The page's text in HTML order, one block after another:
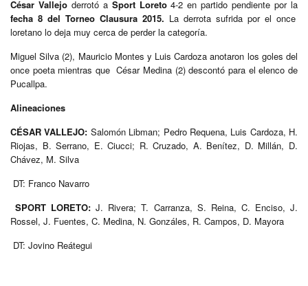
César Vallejoderrotó a Sport Loreto4-2 en partido pendiente por la
fecha 8 del Torneo Clausura 2015. La derrota sufrida por el once
loretano lo deja muy cerca de perder la categoría.
Miguel Silva (2), Mauricio Montes y Luis Cardoza anotaron los goles del
once poeta mientras que César Medina (2) descontó para el elenco de
Pucallpa.
Alineaciones
CÉSAR VALLEJO: Salomón Libman; Pedro Requena, Luis Cardoza, H.
Riojas, B. Serrano, E. Ciucci; R. Cruzado, A. Benítez, D. Millán, D.
Chávez, M. Silva
DT: Franco Navarro
SPORT LORETO: J. Rivera; T. Carranza, S. Reina, C. Enciso, J.
Rossel, J. Fuentes, C. Medina, N. Gonzáles, R. Campos, D. Mayora
DT: Jovino Reátegui